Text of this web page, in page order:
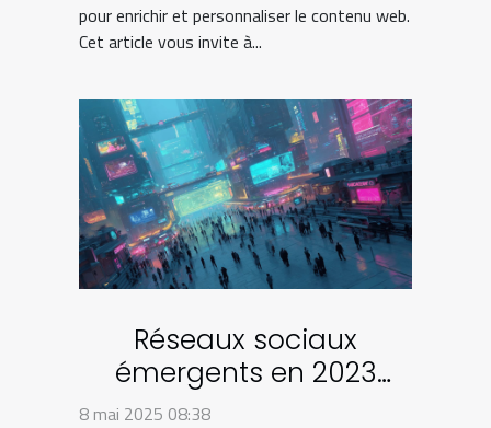
pour enrichir et personnaliser le contenu web.
Cet article vous invite à...
Réseaux sociaux
émergents en 2023
plateformes à surveiller
8 mai 2025 08:38